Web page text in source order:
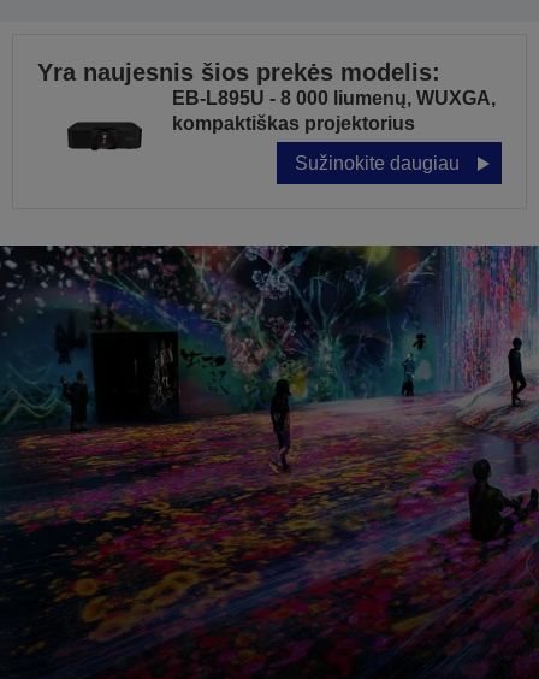
Yra naujesnis šios prekės modelis:
EB-L895U - 8 000 liumenų, WUXGA,
kompaktiškas projektorius
Sužinokite daugiau